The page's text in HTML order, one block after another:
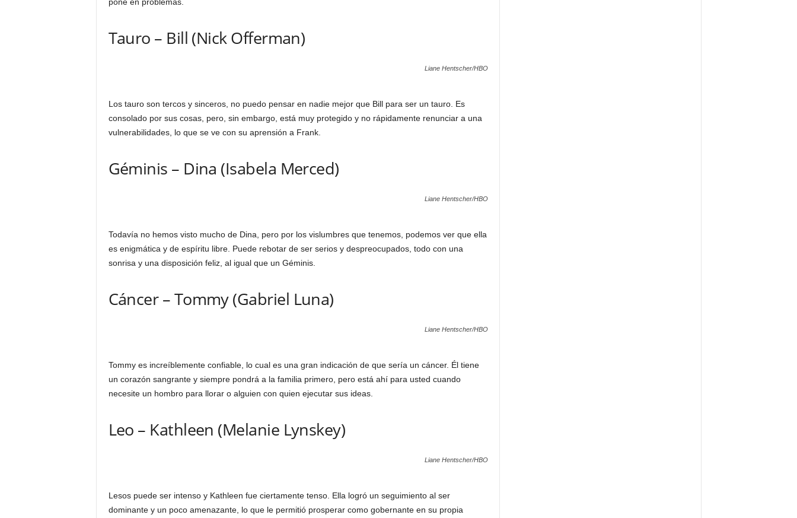
Tauro – Bill (Nick Offerman)
Liane Hentscher/HBO
Los tauro son tercos y sinceros, no puedo pensar en nadie mejor que Bill para ser un tauro. Es
consolado por sus cosas, pero, sin embargo, está muy protegido y no rápidamente renunciar a una
vulnerabilidades, lo que se ve con su aprensión a Frank.
Géminis – Dina (Isabela Merced)
Liane Hentscher/HBO
Todavía no hemos visto mucho de Dina, pero por los vislumbres que tenemos, podemos ver que ella
es enigmática y de espíritu libre. Puede rebotar de ser serios y despreocupados, todo con una
sonrisa y una disposición feliz, al igual que un Géminis.
Cáncer – Tommy (Gabriel Luna)
Liane Hentscher/HBO
Tommy es increíblemente confiable, lo cual es una gran indicación de que sería un cáncer. Él tiene
un corazón sangrante y siempre pondrá a la familia primero, pero está ahí para usted cuando
necesite un hombro para llorar o alguien con quien ejecutar sus ideas.
Leo – Kathleen (Melanie Lynskey)
Liane Hentscher/HBO
Lesos puede ser intenso y Kathleen fue ciertamente tenso. Ella logró un seguimiento al ser
dominante y un poco amenazante, lo que le permitió prosperar como gobernante en su propia